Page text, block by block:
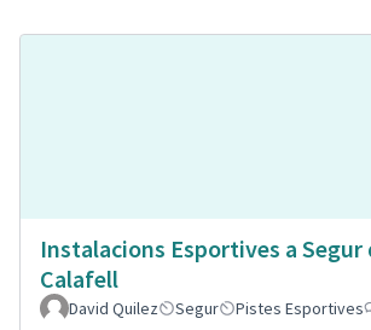
Instalacions Esportives a Segur
Calafell
David Quilez Segur Pistes Esportives